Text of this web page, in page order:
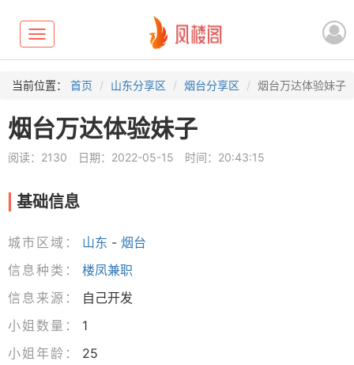
Toggle
navigation
当前位置： 首页 山东分享区 烟台分享区 烟台万达体验妹子
烟台万达体验妹子
阅读：2130 日期：2022-05-15 时间：20:43:15
基础信息
城市区域： 山东 - 烟台
信息种类：
楼凤兼职
信息来源：
自己开发
小姐数量：
1
小姐年龄：
25